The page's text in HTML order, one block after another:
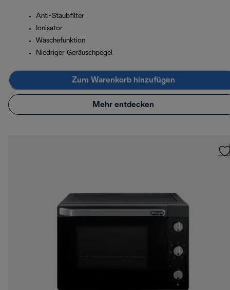
Anti-Staubfilter
Ionisator
Wäschefunktion
Niedriger Geräuschpegel
Zum Warenkorb hinzufügen
Mehr entdecken